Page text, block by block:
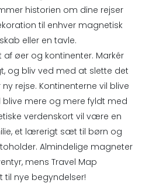
historien om dine rejser
til enhver magnetisk
eller en tavle.
øer og kontinenter. Markér
og bliv ved med at slette det
rejse. Kontinenterne vil blive
blive mere og mere fyldt med
verdenskort vil være en
et lærerigt sæt til børn og
Almindelige magneter
mens Travel Map
til nye begyndelser!